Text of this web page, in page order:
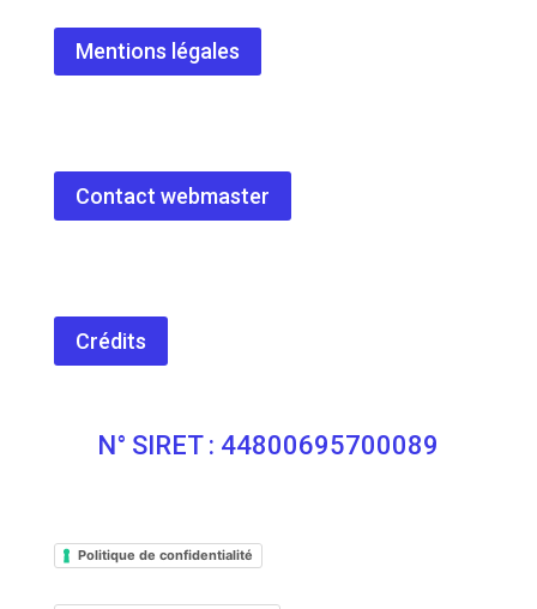
Mentions légales
Contact webmaster
Crédits
N° SIRET : 44800695700089
Politique de confidentialité